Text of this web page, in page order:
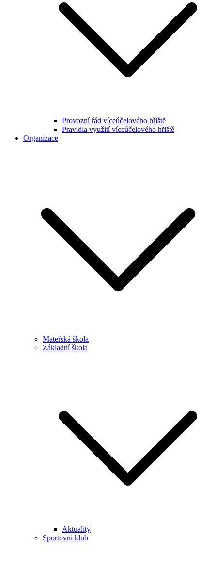
Provozní řád víceúčelového hřiště
Pravidla využití víceúčelového hřiště
Organizace
Mateřská škola
Základní škola
Aktuality
Sportovní klub